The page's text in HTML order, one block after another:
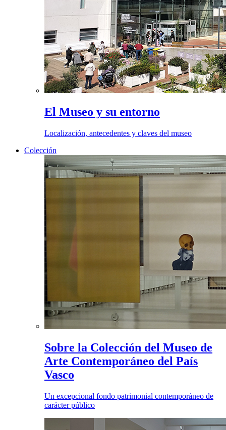
El Museo y su entorno
Localización, antecedentes y claves del museo
Colección
Sobre la Colección del Museo de
Arte Contemporáneo del País
Vasco
Un excepcional fondo patrimonial contemporáneo de
carácter público